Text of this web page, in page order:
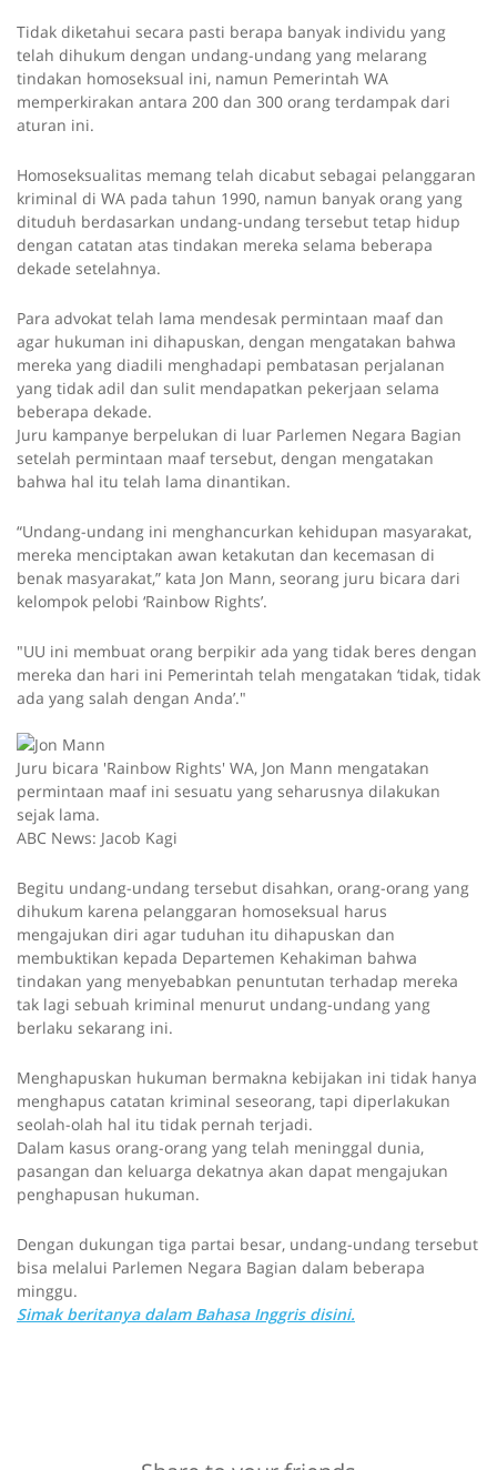
Tidak diketahui secara pasti berapa banyak individu yang
telah dihukum dengan undang-undang yang melarang
tindakan homoseksual ini, namun Pemerintah WA
memperkirakan antara 200 dan 300 orang terdampak dari
aturan ini.
Homoseksualitas memang telah dicabut sebagai pelanggaran
kriminal di WA pada tahun 1990, namun banyak orang yang
dituduh berdasarkan undang-undang tersebut tetap hidup
dengan catatan atas tindakan mereka selama beberapa
dekade setelahnya.
Para advokat telah lama mendesak permintaan maaf dan
agar hukuman ini dihapuskan, dengan mengatakan bahwa
mereka yang diadili menghadapi pembatasan perjalanan
yang tidak adil dan sulit mendapatkan pekerjaan selama
beberapa dekade.
Juru kampanye berpelukan di luar Parlemen Negara Bagian
setelah permintaan maaf tersebut, dengan mengatakan
bahwa hal itu telah lama dinantikan.
“Undang-undang ini menghancurkan kehidupan masyarakat,
mereka menciptakan awan ketakutan dan kecemasan di
benak masyarakat,” kata Jon Mann, seorang juru bicara dari
kelompok pelobi ‘Rainbow Rights’.
"UU ini membuat orang berpikir ada yang tidak beres dengan
mereka dan hari ini Pemerintah telah mengatakan ‘tidak, tidak
ada yang salah dengan Anda’."
Juru bicara 'Rainbow Rights' WA, Jon Mann mengatakan
permintaan maaf ini sesuatu yang seharusnya dilakukan
sejak lama.
ABC News: Jacob Kagi
Begitu undang-undang tersebut disahkan, orang-orang yang
dihukum karena pelanggaran homoseksual harus
mengajukan diri agar tuduhan itu dihapuskan dan
membuktikan kepada Departemen Kehakiman bahwa
tindakan yang menyebabkan penuntutan terhadap mereka
tak lagi sebuah kriminal menurut undang-undang yang
berlaku sekarang ini.
Menghapuskan hukuman bermakna kebijakan ini tidak hanya
menghapus catatan kriminal seseorang, tapi diperlakukan
seolah-olah hal itu tidak pernah terjadi.
Dalam kasus orang-orang yang telah meninggal dunia,
pasangan dan keluarga dekatnya akan dapat mengajukan
penghapusan hukuman.
Dengan dukungan tiga partai besar, undang-undang tersebut
bisa melalui Parlemen Negara Bagian dalam beberapa
minggu.
Simak beritanya dalam Bahasa Inggris disini.